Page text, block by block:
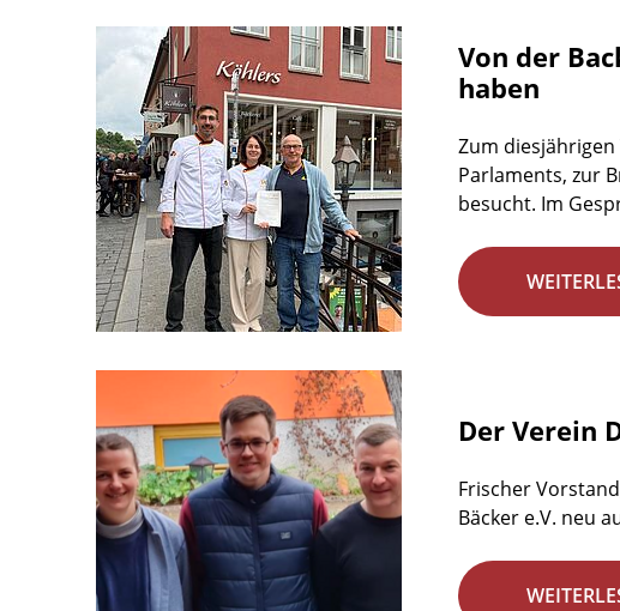
Von der
haben
Zum
Parlaments, zur
besucht. Im
Der Verein
Frischer
Bäcker e.V. neu